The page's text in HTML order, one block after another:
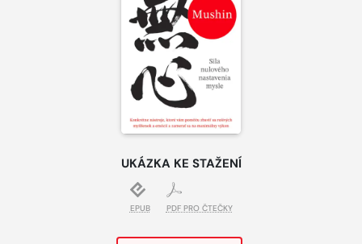
UKÁZKA KE STAŽENÍ
EPUB PDF PRO ČTEČKY